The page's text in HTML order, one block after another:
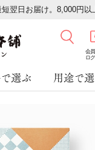
翌日お届け。8,000円以
会
ロ
選ぶ 用途で